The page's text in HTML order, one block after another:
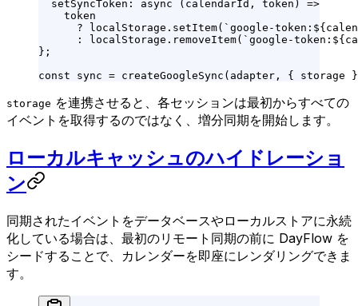
  setSyncToken
: async ( calendarId , token ) =>
    token
      ?
localStorage. setItem( `google-token:${
      :
localStorage. removeItem( `google-token:${
};
const sync = createGoogleSync (adapter, { storage
storage を連携させると、各セッションは最初からすべての
イベントを取得するのではなく、増分同期を開始します。
ローカルキャッシュのハイドレーショ
ン
同期されたイベントをデータベースやローカルストアに永続
化している場合は、最初のリモート同期の前に DayFlow を
シードすることで、カレンダーを即座にレンダリングできま
す。